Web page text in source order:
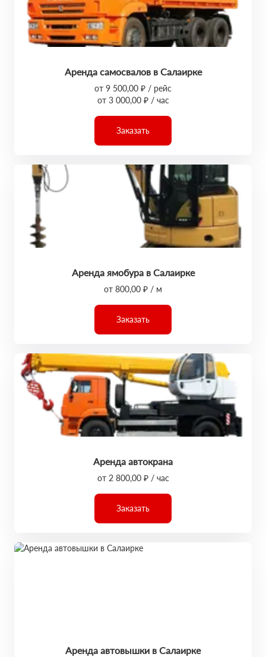
Аренда самосвалов в Салаирке
от 9 500,00 ₽ / рейс
от 3 000,00 ₽ / час
Заказать
Аренда ямобура в Салаирке
от 800,00 ₽ / м
Заказать
Аренда автокрана
от 2 800,00 ₽ / час
Заказать
Аренда автовышки в Салаирке